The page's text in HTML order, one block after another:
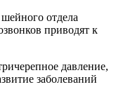
отдела
приводят к
давление,
заболеваний